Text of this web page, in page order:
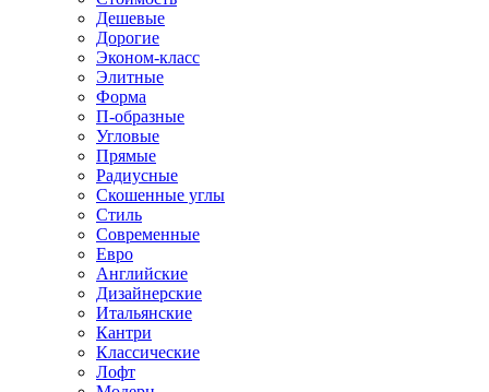
Дешевые
Дорогие
Эконом-класс
Элитные
Форма
П-образные
Угловые
Прямые
Радиусные
Скошенные углы
Стиль
Современные
Евро
Английские
Дизайнерские
Итальянские
Кантри
Классические
Лофт